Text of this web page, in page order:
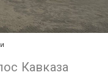
Кавказа